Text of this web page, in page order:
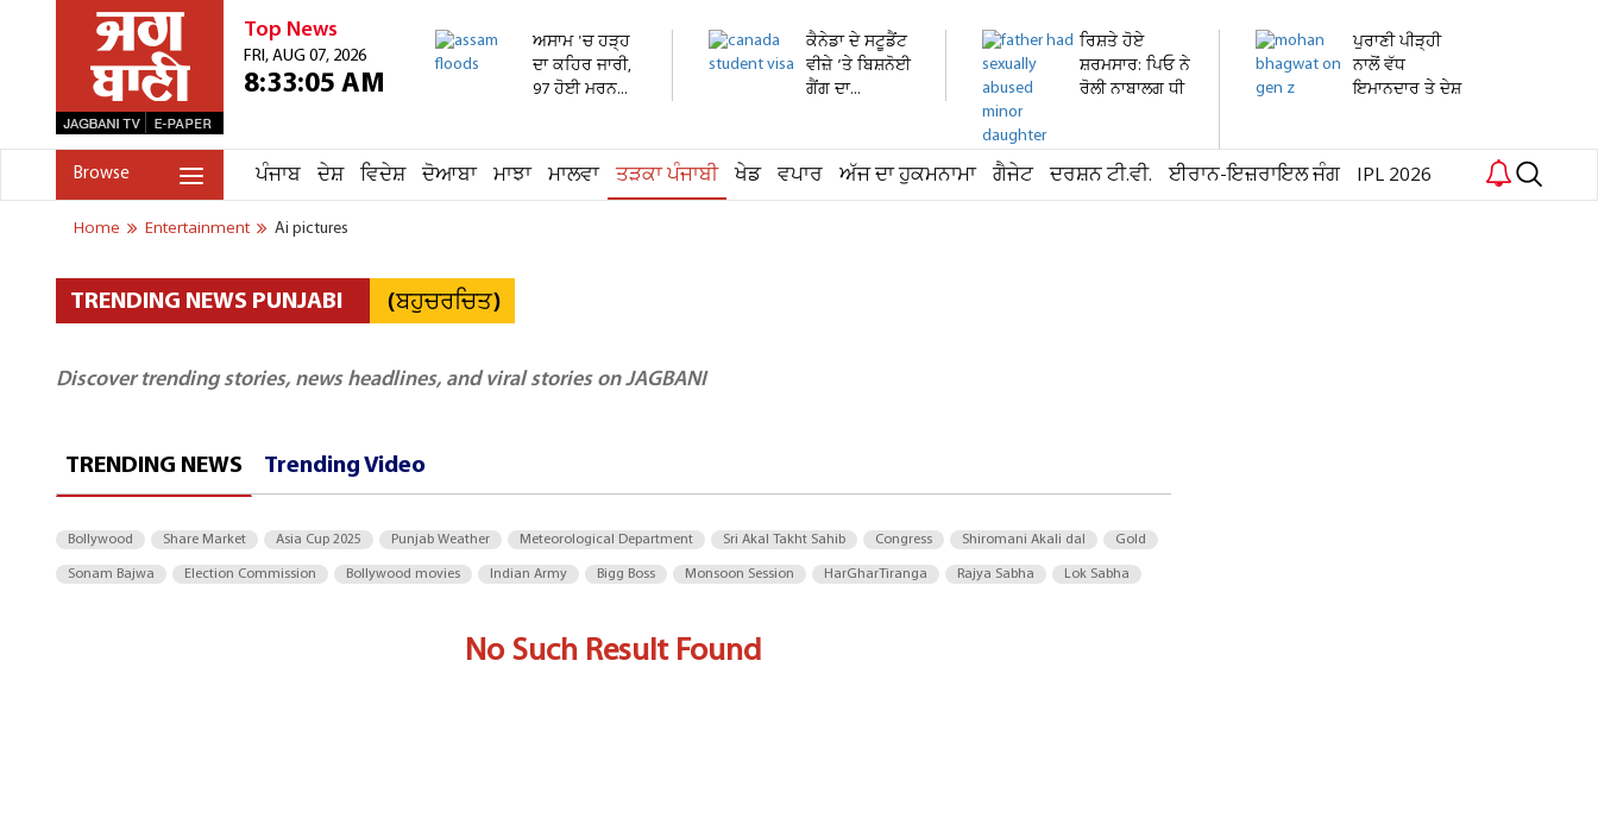
Top News
FRI, AUG 07, 2026
8:33:05 AM
ਅਸਾਮ 'ਚ ਹੜ੍ਹ
ਦਾ ਕਹਿਰ ਜਾਰੀ,
97 ਹੋਈ ਮਰਨ...
ਕੈਨੇਡਾ ਦੇ ਸਟੂਡੈਂਟ
ਵੀਜ਼ੇ ’ਤੇ ਬਿਸ਼ਨੋਈ
ਗੈਂਗ ਦਾ...
ਰਿਸ਼ਤੇ ਹੋਏ
ਸ਼ਰਮਸਾਰ: ਪਿਓ ਨੇ
ਰੋਲੀ ਨਾਬਾਲਗ ਧੀ
ਪੁਰਾਣੀ ਪੀੜ੍ਹੀ
ਨਾਲੋਂ ਵੱਧ
ਇਮਾਨਦਾਰ ਤੇ ਦੇਸ਼
Browse ਪੰਜਾਬ ਦੇਸ਼ ਵਿਦੇਸ਼ ਦੋਆਬਾ ਮਾਝਾ ਮਾਲਵਾ ਤੜਕਾ ਪੰਜਾਬੀ ਖੇਡ ਵਪਾਰ ਅੱਜ ਦਾ ਹੁਕਮਨਾਮਾ ਗੈਜੇਟ ਦਰਸ਼ਨ ਟੀ.ਵੀ. ਈਰਾਨ-ਇਜ਼ਰਾਇਲ ਜੰਗ IPL 2026
Home Entertainment Ai pictures
TRENDING NEWS PUNJABI (ਬਹੁਚਰਚਿਤ)
Discover trending stories, news headlines, and viral stories on JAGBANI
TRENDING NEWS Trending Video
Bollywood Share Market Asia Cup 2025 Punjab Weather Meteorological Department Sri Akal Takht Sahib Congress Shiromani Akali dal Gold
Sonam Bajwa Election Commission Bollywood movies Indian Army Bigg Boss Monsoon Session HarGharTiranga Rajya Sabha Lok Sabha
No Such Result Found